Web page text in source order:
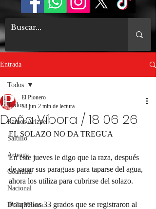
Entrada
Todos
Ramos Arizpe
Saltillo
Arteaga
Coahuila
Nacional
Doña Víbora
Todos
Doña Víbora / 18 06 26
El Pionero
18 jun 2 min de lectura
EL SOLAZO NO DA TREGUA
En este jueves le digo que la raza, después
de sacar sus paraguas para taparse del agua,
ahora los utiliza para cubrirse del solazo.
Porque los 33 grados que se registraron al